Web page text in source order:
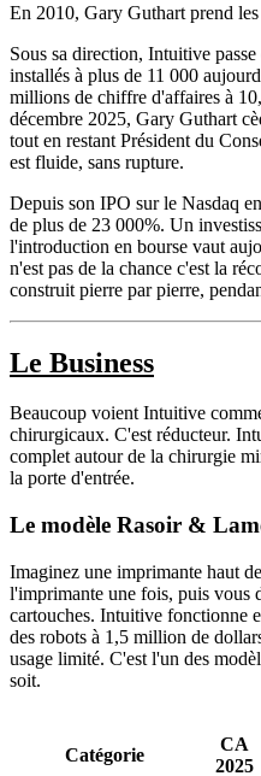
En 2010, Gary Guthart prend
Sous sa direction, Intuitive
installés à plus de 11 000
millions de chiffre d'affaires à
décembre 2025, Gary Guthart
tout en restant Président du
est fluide, sans rupture.
Depuis son IPO sur le Nasdaq
de plus de 23 000%. Un
l'introduction en bourse vaut
n'est pas de la chance c'est la
construit pierre par pierre,
Le Business
Beaucoup voient Intuitive
chirurgicaux. C'est réducteur.
complet autour de la chirurgie
la porte d'entrée.
Le modèle Rasoir &
Imaginez une imprimante haut
l'imprimante une fois, puis vous
cartouches. Intuitive fonctionne
des robots à 1,5 million de
usage limité. C'est l'un des
soit.
Catégorie
CA
2025